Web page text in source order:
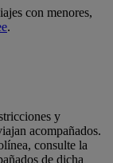
con menores,
.
y
acompañados.
consulte la
de dicha